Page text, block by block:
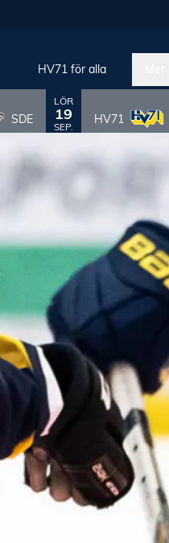
HV71 för alla
SDE
LÖR
19
SEP.
HV71